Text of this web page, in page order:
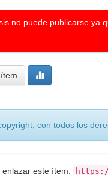
no puede publicarse
con todos los
este ítem: